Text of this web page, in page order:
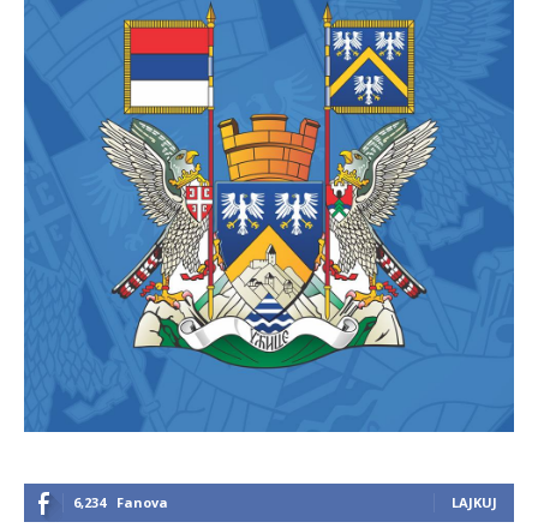
6,234 Fanova LAJKUJ